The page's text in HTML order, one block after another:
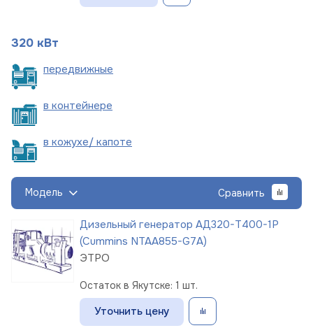
320 кВт
передвижные
в контейнере
в кожухе/ капоте
Модель Сравнить
Дизельный генератор АД320-Т400-1Р
(Cummins NTAA855-G7A)
ЭТРО
Остаток в Якутске: 1 шт.
Уточнить цену